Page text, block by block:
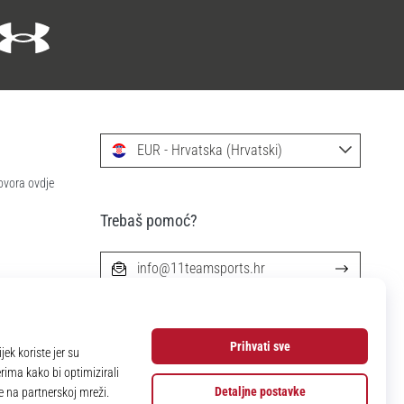
ovdje
EUR - Hrvatska (Hrvatski)
Trebaš pomoć?
info@11teamsports.hr